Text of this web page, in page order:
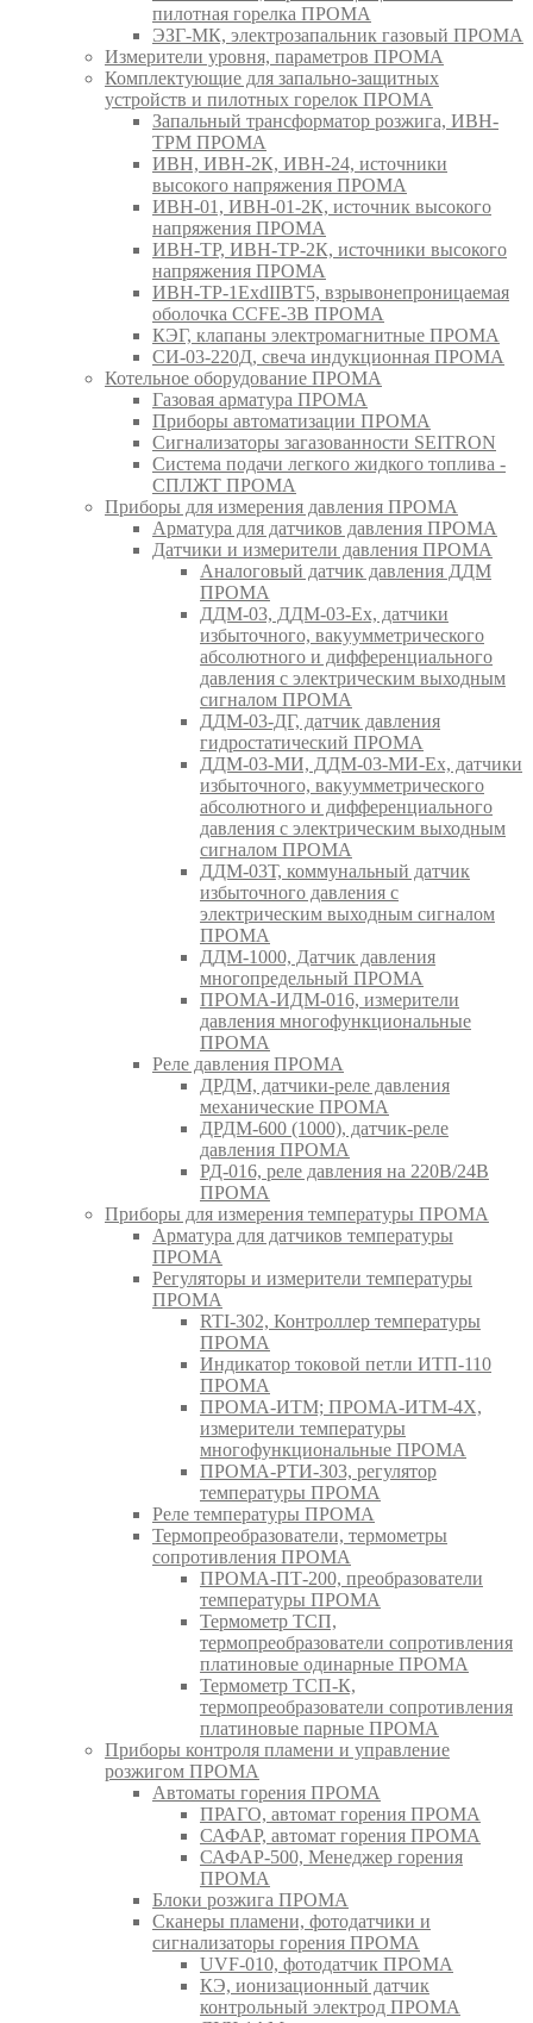
пилотная горелка ПРОМА
ЭЗГ-МК, электрозапальник газовый ПРОМА
Измерители уровня, параметров ПРОМА
Комплектующие для запально-защитных
устройств и пилотных горелок ПРОМА
Запальный трансформатор розжига, ИВН-
ТРМ ПРОМА
ИВН, ИВН-2К, ИВН-24, источники
высокого напряжения ПРОМА
ИВН-01, ИВН-01-2К, источник высокого
напряжения ПРОМА
ИВН-ТР, ИВН-ТР-2К, источники высокого
напряжения ПРОМА
ИВН-ТР-1ExdIIBT5, взрывонепроницаемая
оболочка CCFE-3B ПРОМА
КЭГ, клапаны электромагнитные ПРОМА
СИ-03-220Д, свеча индукционная ПРОМА
Котельное оборудование ПРОМА
Газовая арматура ПРОМА
Приборы автоматизации ПРОМА
Сигнализаторы загазованности SEITRON
Система подачи легкого жидкого топлива -
СПЛЖТ ПРОМА
Приборы для измерения давления ПРОМА
Арматура для датчиков давления ПРОМА
Датчики и измерители давления ПРОМА
Аналоговый датчик давления ДДМ
ПРОМА
ДДМ-03, ДДМ-03-Ех, датчики
избыточного, вакуумметрического
абсолютного и дифференциального
давления с электрическим выходным
сигналом ПРОМА
ДДМ-03-ДГ, датчик давления
гидростатический ПРОМА
ДДМ-03-МИ, ДДМ-03-МИ-Ех, датчики
избыточного, вакуумметрического
абсолютного и дифференциального
давления с электрическим выходным
сигналом ПРОМА
ДДМ-03Т, коммунальный датчик
избыточного давления с
электрическим выходным сигналом
ПРОМА
ДДМ-1000, Датчик давления
многопредельный ПРОМА
ПРОМА-ИДМ-016, измерители
давления многофункциональные
ПРОМА
Реле давления ПРОМА
ДРДМ, датчики-реле давления
механические ПРОМА
ДРДМ-600 (1000), датчик-реле
давления ПРОМА
РД-016, реле давления на 220В/24В
ПРОМА
Приборы для измерения температуры ПРОМА
Арматура для датчиков температуры
ПРОМА
Регуляторы и измерители температуры
ПРОМА
RTI-302, Контроллер температуры
ПРОМА
Индикатор токовой петли ИТП-110
ПРОМА
ПРОМА-ИТМ; ПРОМА-ИТМ-4Х,
измерители температуры
многофункциональные ПРОМА
ПРОМА-РТИ-303, регулятор
температуры ПРОМА
Реле температуры ПРОМА
Термопреобразователи, термометры
сопротивления ПРОМА
ПРОМА-ПТ-200, преобразователи
температуры ПРОМА
Термометр ТСП,
термопреобразователи сопротивления
платиновые одинарные ПРОМА
Термометр ТСП-К,
термопреобразователи сопротивления
платиновые парные ПРОМА
Приборы контроля пламени и управление
розжигом ПРОМА
Автоматы горения ПРОМА
ПРАГО, автомат горения ПРОМА
САФАР, автомат горения ПРОМА
САФАР-500, Менеджер горения
ПРОМА
Блоки розжига ПРОМА
Сканеры пламени, фотодатчики и
сигнализаторы горения ПРОМА
UVF-010, фотодатчик ПРОМА
КЭ, ионизационный датчик
контрольный электрод ПРОМА